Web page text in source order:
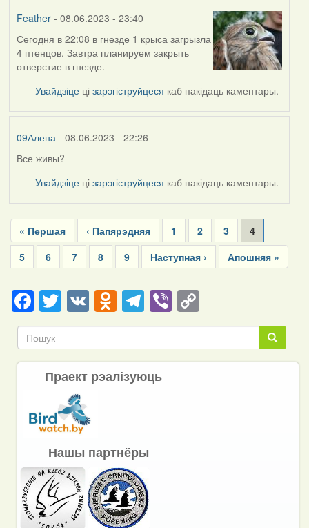
Feather- 08.06.2023 - 23:40
Сегодня в 22:08 в гнезде 1 крыса загрызла
4 птенцов. Завтра планируем закрыть
отверстие в гнезде.
Увайдзіце цізарэгіструйцеся каб пакідаць каментары.
09Алена - 08.06.2023 - 22:26
Все живы?
Увайдзіце цізарэгіструйцеся каб пакідаць каментары.
Pagination
First
page
« Першая
Previous
page
‹ Папярэдняя Page
1 Page
2 Page
3
Current
page
4
Page
5 Page
6 Page
7 Page
8 Page
9
Next
page
Наступная ›
Last
page
Апошняя »
Facebook
Twitter
VKOdnoklassniki
Telegram
ViberCopy
Link Пошук
Пошук
Праект рэалізуюць
Нашы партнёры